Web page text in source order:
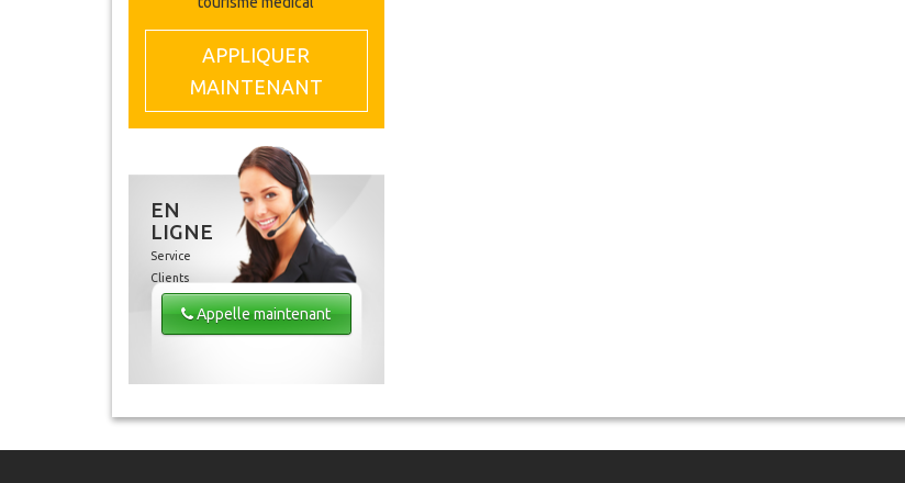
APPLIQUER
MAINTENANT
EN
LIGNE
Service
Clients
Appelle maintenant